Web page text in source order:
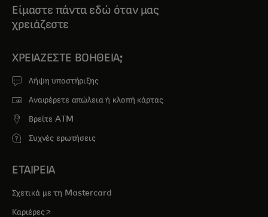
Είμαστε πάντα εδώ όταν μας
χρειάζεστε
ΧΡΕΙΆΖΕΣΤΕ ΒΟΉΘΕΙΑ;
Λήψη υποστήριξης
Αναφέρετε απώλεια ή κλοπή κάρτας
Βρείτε ATM
Συχνές ερωτήσεις
ΕΤΑΙΡΕΙΑ
Σχετικά με τη Mastercard
Καριέρεςopens in a new tab